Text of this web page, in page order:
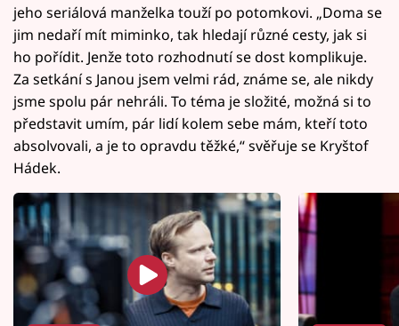
jeho seriálová manželka touží po potomkovi. „Doma se
jim nedaří mít miminko, tak hledají různé cesty, jak si
ho pořídit. Jenže toto rozhodnutí se dost komplikuje.
Za setkání s Janou jsem velmi rád, známe se, ale nikdy
jsme spolu pár nehráli. To téma je složité, možná si to
představit umím, pár lidí kolem sebe mám, kteří toto
absolvovali, a je to opravdu těžké,“ svěřuje se Kryštof
Hádek.